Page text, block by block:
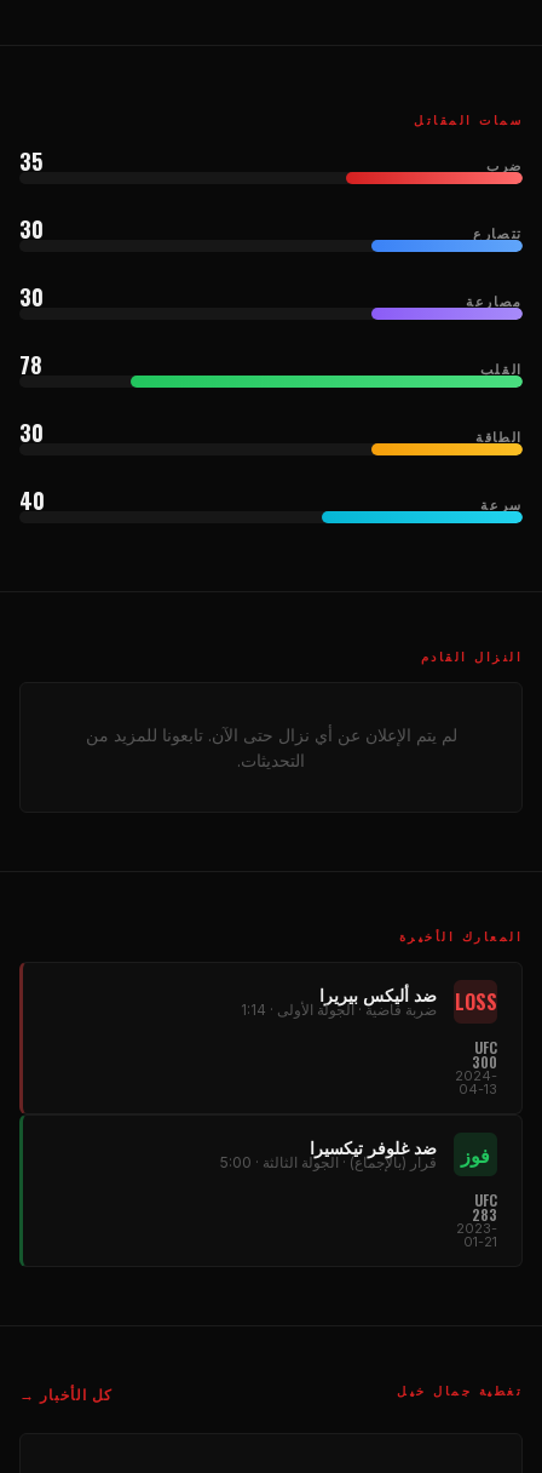
سمات المقاتل
ضرب 35
تتصارع 30
مصارعة 30
القلب 78
الطاقة 30
سرعة 40
النزال القادم
لم يتم الإعلان عن أي نزال حتى الآن. تابعونا للمزيد من
التحديثات.
المعارك الأخيرة
LOSS ضد أليكس بيريرا
ضربة قاضية · الجولة الأولى · 1:14
UFC
300
2024-
04-13
فوز ضد غلوفر تيكسيرا
قرار (بالإجماع) · الجولة الثالثة · 5:00
UFC
283
2023-
01-21
تغطية جمال خيل كل الأخبار →